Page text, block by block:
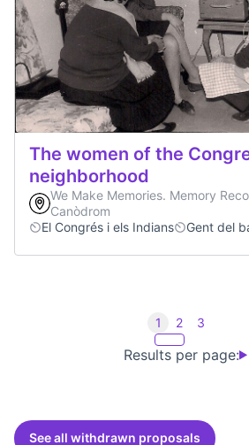
The women of the
neighborhood
We Make Memories. Memory
Canòdrom
El Congrés i els Indians
Gent del
Results per page:
1 2 3
See all withdrawn proposals